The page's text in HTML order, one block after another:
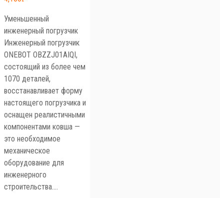
Уменьшенный
инженерный погрузчик
Инженерный погрузчик
ONEBOT OBZZJ01AIQI,
состоящий из более чем
1070 деталей,
восстанавливает форму
настоящего погрузчика и
оснащен реалистичными
компонентами ковша —
это необходимое
механическое
оборудование для
инженерного
строительства.…